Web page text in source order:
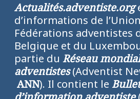
Actualités.adventiste.org
d’informations de
Fédérations adventistes
Belgique et du
partie du Réseau
adventistes(Adventist
ANN). Il contient le